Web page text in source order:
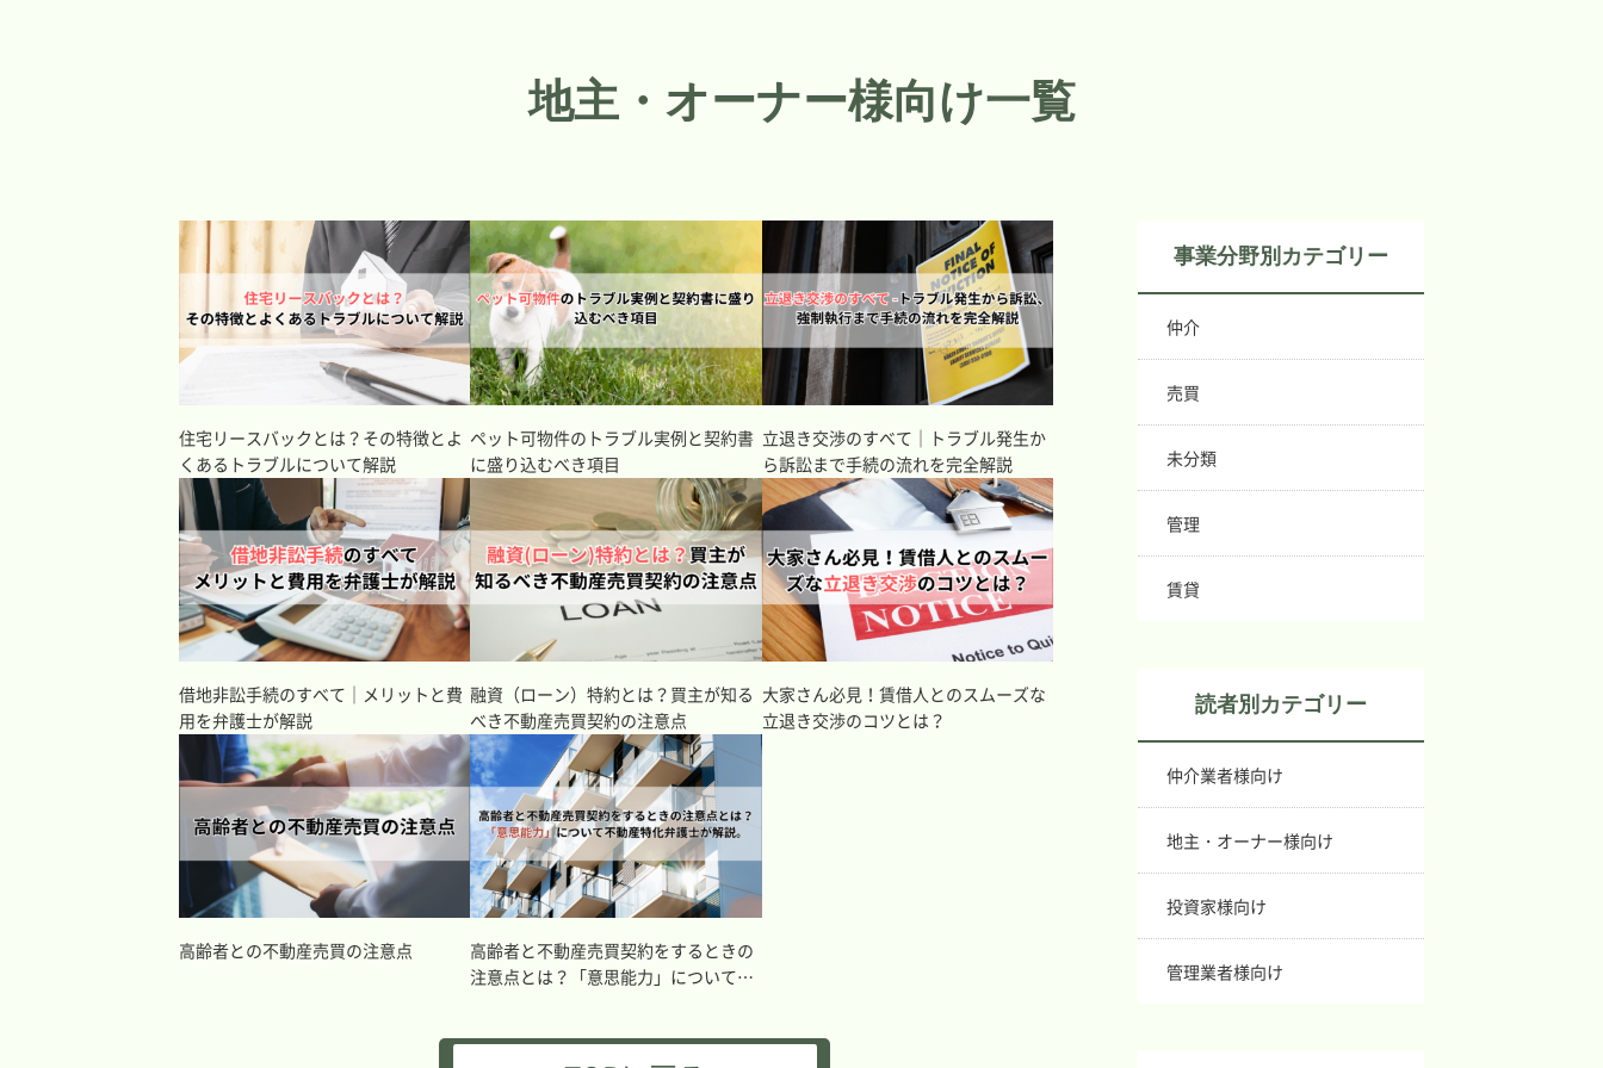
Blog
お問い合わせ アクセス
地主・オーナー様向け一覧
住宅リースバックとは？その特徴とよ
くあるトラブルについて解説
ペット可物件のトラブル実例と契約書
に盛り込むべき項目
立退き交渉のすべて｜トラブル発生か
ら訴訟まで手続の流れを完全解説
借地非訟手続のすべて｜メリットと費
用を弁護士が解説
融資（ローン）特約とは？買主が知る
べき不動産売買契約の注意点
大家さん必見！賃借人とのスムーズな
立退き交渉のコツとは？
高齢者との不動産売買の注意点
高齢者と不動産売買契約をするときの
注意点とは？「意思能力」について不
事業分野別カテゴリー
仲介
売買
未分類
管理
賃貸
読者別カテゴリー
仲介業者様向け
地主・オーナー様向け
投資家様向け
管理業者様向け